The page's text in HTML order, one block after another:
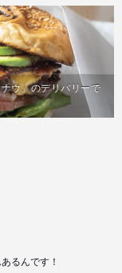
ウ」のデリバリーで
るんです！